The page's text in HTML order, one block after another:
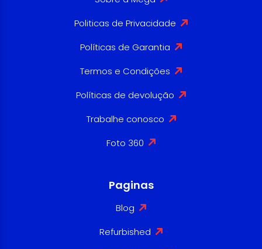
Politicas de Privacidade
Políticas de Garantia
Termos e Condições
Políticas de devolução
Trabalhe conosco
Foto 360
Paginas
Blog
Refurbished